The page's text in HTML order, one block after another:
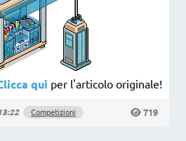
qui per l'articolo originale!
Competizioni 719